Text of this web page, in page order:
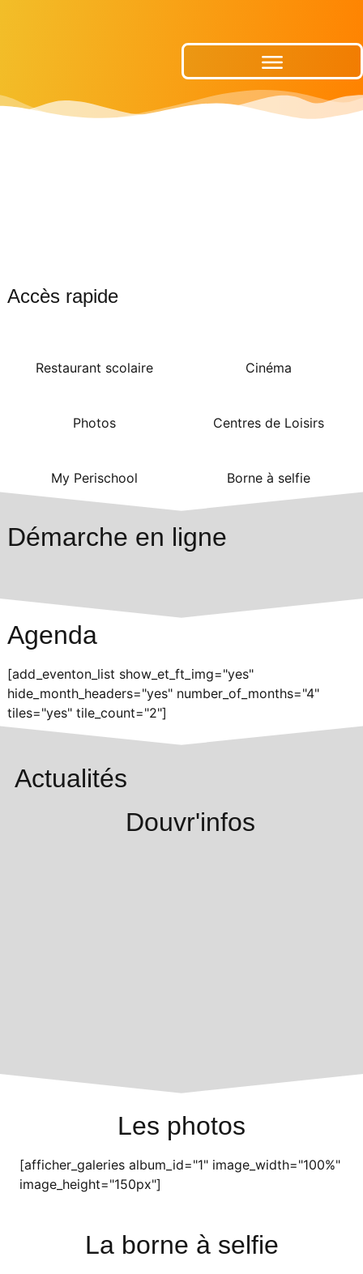
Accès rapide
Restaurant scolaire Cinéma
Photos Centres de Loisirs
My Perischool Borne à selfie
Démarche en ligne
Agenda
[add_eventon_list show_et_ft_img="yes"
hide_month_headers="yes" number_of_months="4"
tiles="yes" tile_count="2"]
Actualités
Douvr'infos
Les photos
[afficher_galeries album_id="1" image_width="100%"
image_height="150px"]
La borne à selfie